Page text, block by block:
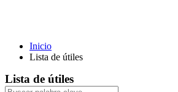
Inicio
Lista de útiles
Lista de útiles